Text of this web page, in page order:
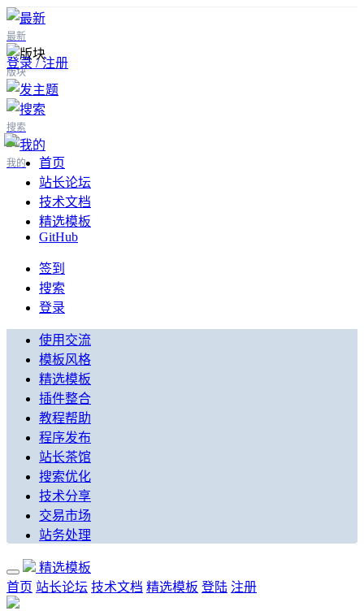
最新
版块
搜索
我的
登录 / 注册
首页
站长论坛
技术文档
精选模板
GitHub
签到
搜索
登录
使用交流
模板风格
精选模板
插件整合
教程帮助
程序发布
站长茶馆
搜索优化
技术分享
交易市场
站务处理
精选模板
首页 站长论坛 技术文档 精选模板 登陆 注册